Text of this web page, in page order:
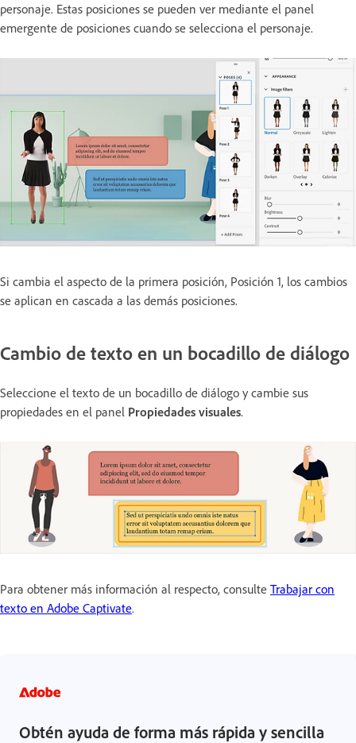
personaje. Estas posiciones se pueden ver mediante el panel
emergente de posiciones cuando se selecciona el personaje.
Si cambia el aspecto de la primera posición, Posición 1, los cambios
se aplican en cascada a las demás posiciones.
Cambio de texto en un bocadillo de diálogo
Seleccione el texto de un bocadillo de diálogo y cambie sus
propiedades en el panel Propiedades visuales.
Para obtener más información al respecto, consulte Trabajar con
texto en Adobe Captivate.
Obtén ayuda de forma más rápida y sencilla